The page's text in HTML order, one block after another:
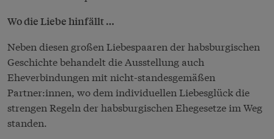
Wo die Liebe hinfällt …
Neben diesen großen Liebespaaren der habsburgischen
Geschichte behandelt die Ausstellung auch
Eheverbindungen mit nicht-standesgemäßen
Partner:innen, wo dem individuellen Liebesglück die
strengen Regeln der habsburgischen Ehegesetze im Weg
standen.